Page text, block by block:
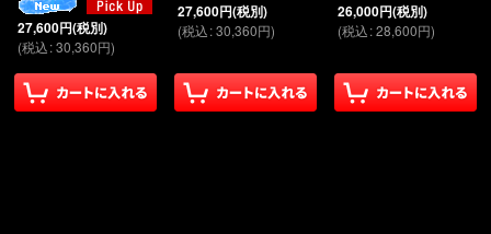
27,600円(税別)
(税込:30,360円)
27,600円(税別)
(税込:30,360円)
26,000円(税別)
(税込:28,600円)